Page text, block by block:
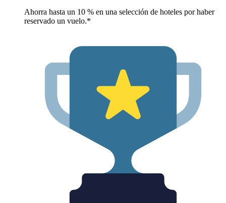
Ahorra hasta un 10 % en una selección de hoteles por haber
reservado un vuelo.*